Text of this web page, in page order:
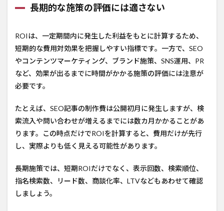
長期的な施策の評価には適さない
ROIは、一定期間内に発生した利益をもとに計算するため、
短期的な費用対効果を把握しやすい指標です。一方で、SEO
やコンテンツマーケティング、ブランド施策、SNS運用、PR
など、効果が出るまでに時間がかかる施策の評価には注意が
必要です。
たとえば、SEO記事の制作費は公開初月に発生しますが、検
索流入や問い合わせが増えるまでには数カ月かかることがあ
ります。この時点だけでROIを計算すると、費用だけが先行
し、実際よりも低く見える可能性があります。
長期施策では、短期ROIだけでなく、表示回数、検索順位、
指名検索数、リード数、商談化率、LTVなどもあわせて確認
しましょう。